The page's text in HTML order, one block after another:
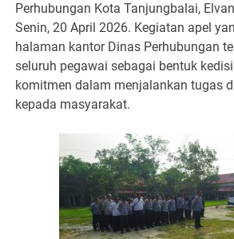
Perhubungan Kota Tanjungbalai,
Senin, 20 April 2026. Kegiatan apel
halaman kantor Dinas Perhubungan
seluruh pegawai sebagai bentuk
komitmen dalam menjalankan tugas
kepada masyarakat.